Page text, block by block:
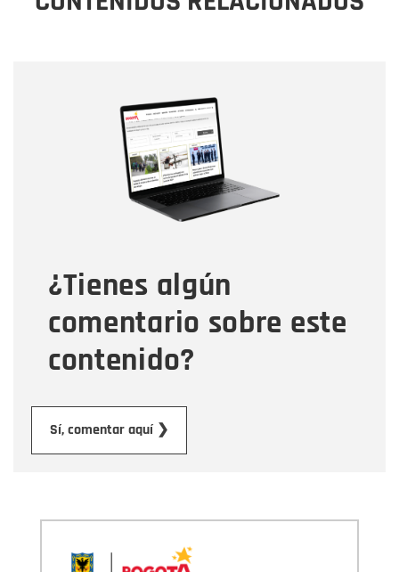
¿Tienes algún
comentario sobre este
contenido?
Sí, comentar aquí ❯
Correo electrónico
Tipo de comentario
Mensaje